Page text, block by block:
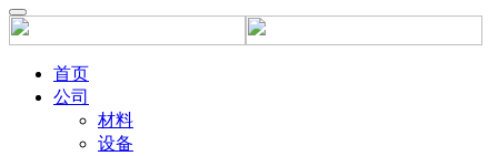
首页
公司
材料
设备